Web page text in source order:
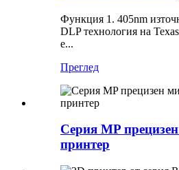
Функция 1. 405nm
DLP технология на
е...
Преглед
Серия MP
принтер